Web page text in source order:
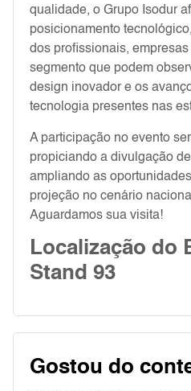
qualidade, o Grupo Isodur
posicionamento
dos profissionais,
segmento que podem
design inovador e os
tecnologia presentes nas
A participação no evento
propiciando a divulgação
ampliando as
projeção no cenário
Aguardamos sua visita!
Localização do
Stand 93
Gostou do